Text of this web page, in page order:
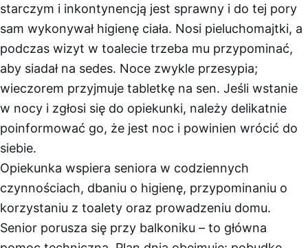
starczym i inkontynencją jest sprawny i do tej pory
sam wykonywał higienę ciała. Nosi pieluchomajtki, a
podczas wizyt w toalecie trzeba mu przypominać,
aby siadał na sedes. Noce zwykle przesypia;
wieczorem przyjmuje tabletkę na sen. Jeśli wstanie
w nocy i zgłosi się do opiekunki, należy delikatnie
poinformować go, że jest noc i powinien wrócić do
siebie.
Opiekunka wspiera seniora w codziennych
czynnościach, dbaniu o higienę, przypominaniu o
korzystaniu z toalety oraz prowadzeniu domu.
Senior porusza się przy balkoniku – to główna